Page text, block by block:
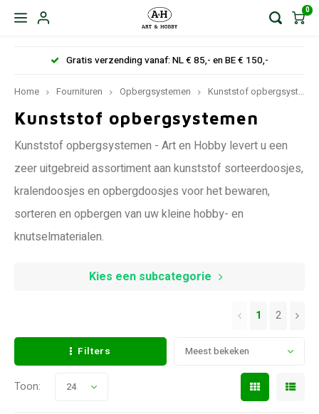
0
Gratis verzending vanaf: NL € 85,- en BE € 150,-
Home Fournituren Opbergsystemen Kunststof opbergsystemen
Kunststof opbergsystemen
Kunststof opbergsystemen - Art en Hobby levert u een
zeer uitgebreid assortiment aan kunststof sorteerdoosjes,
kralendoosjes en opbergdoosjes voor het bewaren,
sorteren en opbergen van uw kleine hobby- en
knutselmaterialen.
Kies een subcategorie
Filters Meest bekeken
1 2
Toon: 24